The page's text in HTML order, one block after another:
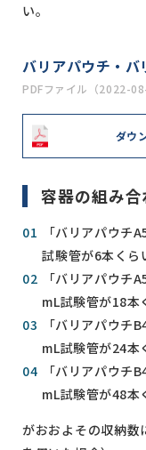
い。
バリアパウチ・
PDFファイル（2022-
ダウ
容器の組み
「バリアパウチ
試験管が6本くら
「バリアパウチ
mL試験管が18本
「バリアパウチ
mL試験管が24本
「バリアパウチ
mL試験管が48本
がおおよその収納数